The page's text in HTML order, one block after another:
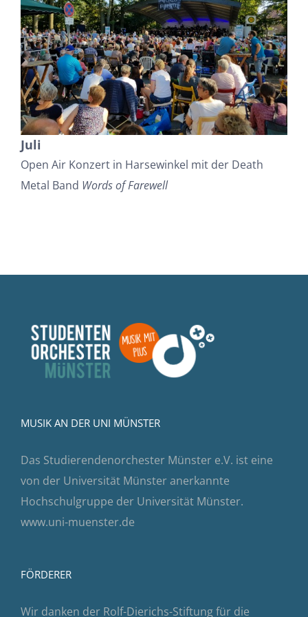
Juli
Open Air Konzert in Harsewinkel mit der Death
Metal Band Words of Farewell
MUSIK AN DER UNI MÜNSTER
Das Studierendenorchester Münster e.V. ist eine
von der Universität Münster anerkannte
Hochschulgruppe der Universität Münster.
www.uni-muenster.de
FÖRDERER
Wir danken der Rolf-Dierichs-Stiftung für die